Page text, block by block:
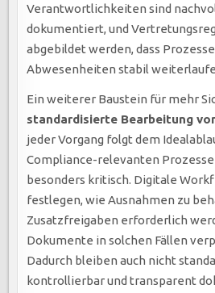
Verantwortlichkeiten sind
dokumentiert, und
abgebildet werden, dass
Abwesenheiten stabil
Ein weiterer Baustein für mehr
standardisierte Bearbeitung
jeder Vorgang folgt dem
Compliance-relevanten
besonders kritisch. Digitale
festlegen, wie Ausnahmen zu
Zusatzfreigaben erforderlich
Dokumente in solchen Fällen
Dadurch bleiben auch nicht
kontrollierbar und transparent